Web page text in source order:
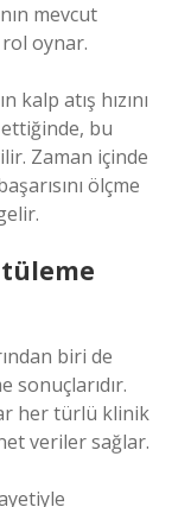
mevcut
oynar.
atış hızını
bu
Zaman içinde
ölçme
biri de
her türlü klinik
veriler sağlar.